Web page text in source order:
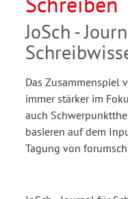
JoSch -
Das Zusammenspiel
immer stärker im
auch
basieren auf dem
Tagung von